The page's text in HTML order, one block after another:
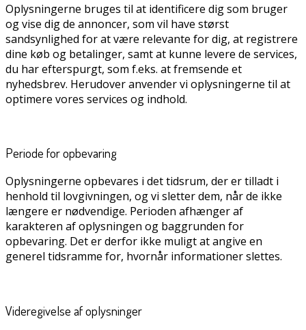
Oplysningerne bruges til at identificere dig som bruger
og vise dig de annoncer, som vil have størst
sandsynlighed for at være relevante for dig, at registrere
dine køb og betalinger, samt at kunne levere de services,
du har efterspurgt, som f.eks. at fremsende et
nyhedsbrev. Herudover anvender vi oplysningerne til at
optimere vores services og indhold.
Periode for opbevaring
Oplysningerne opbevares i det tidsrum, der er tilladt i
henhold til lovgivningen, og vi sletter dem, når de ikke
længere er nødvendige. Perioden afhænger af
karakteren af oplysningen og baggrunden for
opbevaring. Det er derfor ikke muligt at angive en
generel tidsramme for, hvornår informationer slettes.
Videregivelse af oplysninger